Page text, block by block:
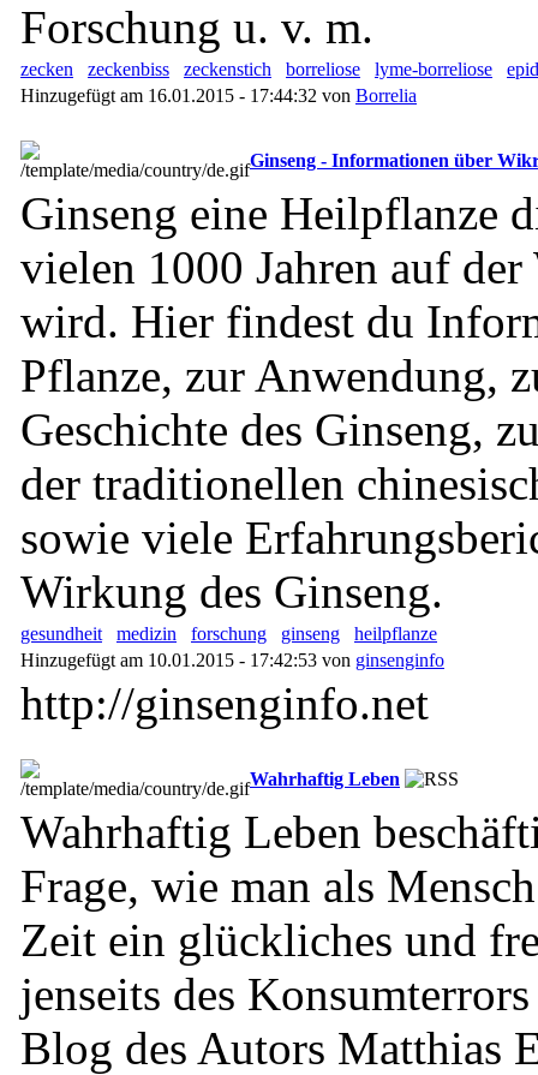
Forschung u. v. m.
zecken zeckenbiss zeckenstich borreliose lyme-borreliose
Hinzugefügt am 16.01.2015 - 17:44:32 von Borrelia
Ginseng - Informationen über
Ginseng eine Heilpflanze
vielen 1000 Jahren auf
wird. Hier findest du
Pflanze, zur Anwendung,
Geschichte des Ginseng,
der traditionellen
sowie viele
Wirkung des Ginseng.
gesundheit medizin forschung ginseng
heilpflanze
Hinzugefügt am 10.01.2015 - 17:42:53 von ginsenginfo
http://ginsenginfo.net
Wahrhaftig Leben
Wahrhaftig Leben
Frage, wie man als
Zeit ein glückliches und
jenseits des
Blog des Autors Matthias